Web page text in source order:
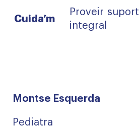
Cuida’m
Proveir suport
integral
Montse Esquerda
Pediatra